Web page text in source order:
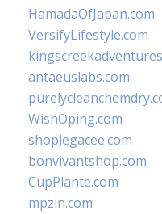
HamadaOfJapan.com
VersifyLifestyle.com
antaeuslabs.com
WishOping.com
shoplegacee.com
bonvivantshop.com
CupPlante.com
mpzin.com